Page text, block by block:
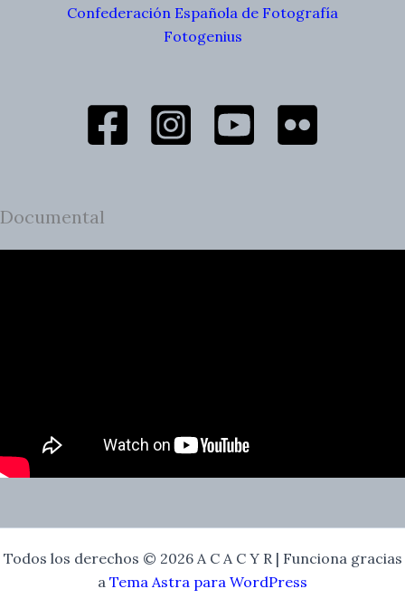
Confederación Española de Fotografía
Fotogenius
Documental
Todos los derechos © 2026 A C A C Y R | Funciona gracias
a Tema Astra para WordPress